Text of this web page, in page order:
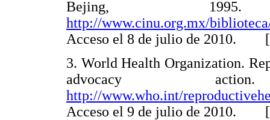
Bejing,
http://www.cinu.org.mx/
Acceso el 8 de julio de 2010.
3. World Health Organization.
advocacy
http://www.who.int/
Acceso el 9 de julio de 2010.